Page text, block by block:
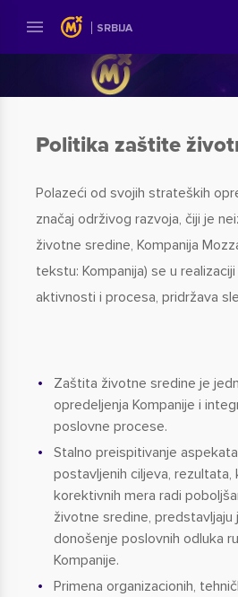
SRBIJA
Politika zaštite
Polazeći od svojih strateških
značaj održivog razvoja, čiji je
životne sredine, Kompanija
tekstu: Kompanija) se u
aktivnosti i procesa, pridržava
Zaštita životne sredine je
opredeljenja Kompanije i
poslovne procese.
Stalno preispitivanje
postavljenih ciljeva, rezultata,
korektivnih mera radi
životne sredine, predstavljaju
donošenje poslovnih odluka
Kompanije.
Primena organizacionih,